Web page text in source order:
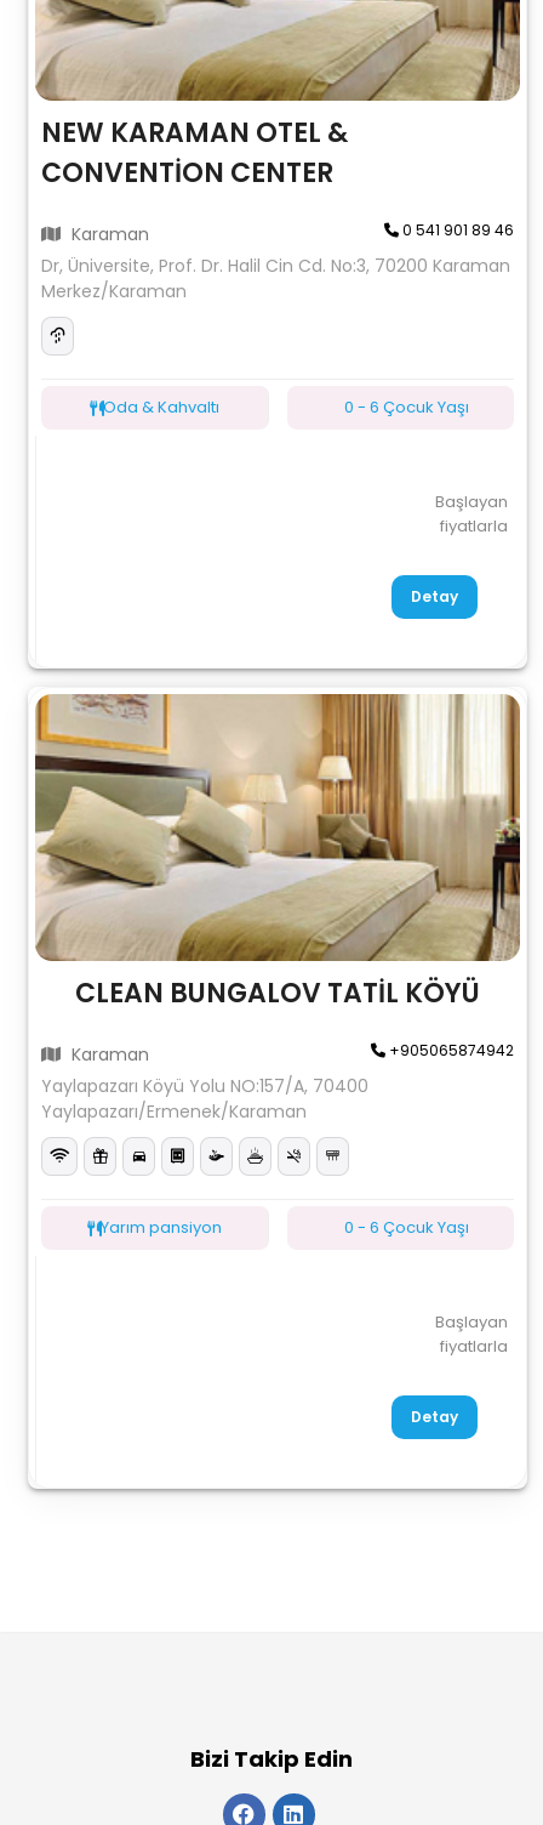
NEW KARAMAN OTEL &
CONVENTİON CENTER
Karaman 0 541 901 89 46
Dr, Üniversite, Prof. Dr. Halil Cin Cd. No:3, 70200 Karaman
Merkez/Karaman
Oda & Kahvaltı 0 - 6 Çocuk Yaşı
Başlayan
fiyatlarla
Detay
CLEAN BUNGALOV TATİL KÖYÜ
Karaman +905065874942
Yaylapazarı Köyü Yolu NO:157/A, 70400
Yaylapazarı/Ermenek/Karaman
Yarım pansiyon 0 - 6 Çocuk Yaşı
Başlayan
fiyatlarla
Detay
Bizi Takip Edin